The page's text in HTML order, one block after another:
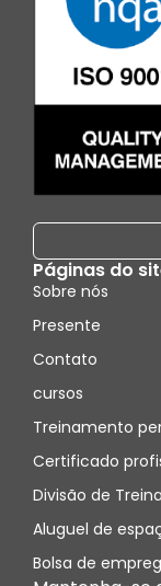
Páginas do
Sobre nós
Presente
Contato
cursos
Treinamento
Certificado
Divisão de
Aluguel de
Bolsa de